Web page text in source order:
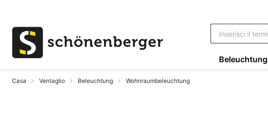
Beleuchtung
Casa Ventaglio Beleuchtung Wohnraumbeleuchtung